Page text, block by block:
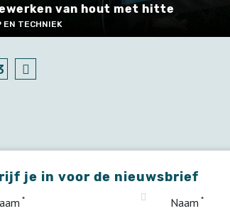
van hout met hitte
EN TECHNIEK
je in voor de nieuwsbrief
Naam